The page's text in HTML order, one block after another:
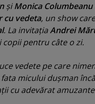
şiMonica Columbeanu
cu vedeta, un show
. La invitaţiaAndrei
pentru câte o zi.
vedete pe care
micului duşman
cu adevărat amuzante